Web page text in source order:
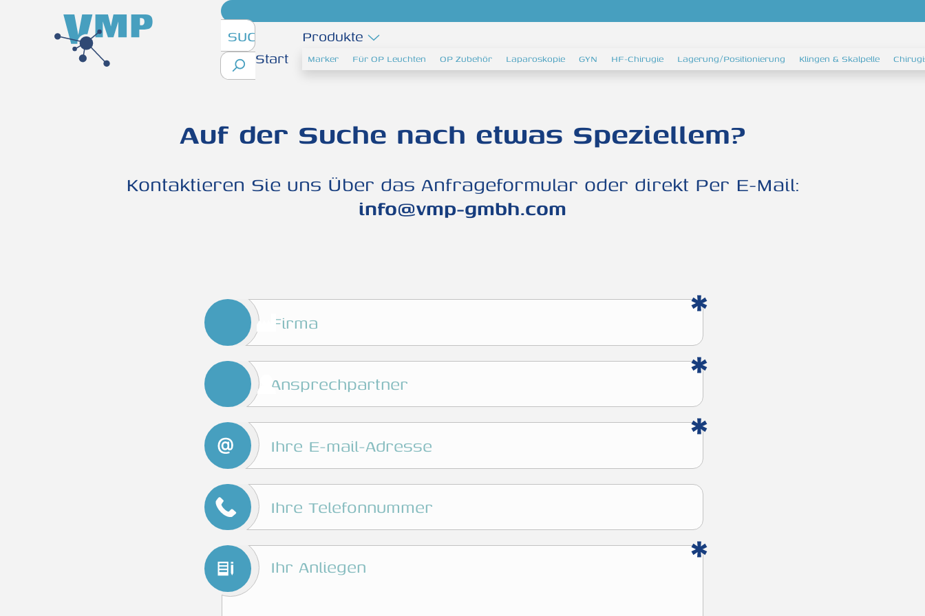
springen
Start
Produkte
Marker Für OP Leuchten OP Zubehör Laparoskopie GYN HF-Chirugie Lagerung/Positionierung Klingen & Skalpelle
Auf der Suche nach etwas Speziellem?
Kontaktieren Sie uns Über das Anfrageformular oder direkt Per E-Mail:
info@vmp-gmbh.com